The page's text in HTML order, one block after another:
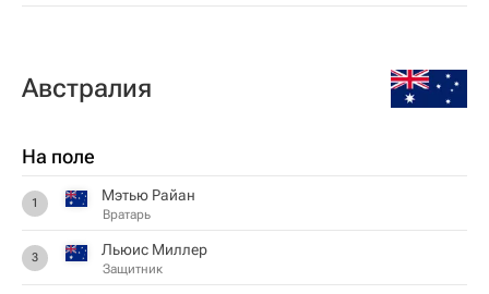
Австралия
На поле
1 Мэтью Райан
Вратарь
3 Льюис Миллер
Защитник